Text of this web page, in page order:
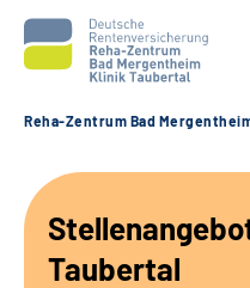
Unsere Angebote
Reha-Zentrum Bad
Taubertal